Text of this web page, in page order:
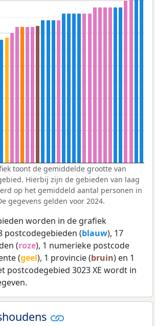
toont de gemiddelde grootte van
Hierbij zijn de gebieden van laag
op het gemiddeld aantal personen in
gegevens gelden voor 2024.
worden in de grafiek
postcodegebieden (blauw), 17
(roze), 1 numerieke postcode
(geel), 1 provincie (bruin) en 1
postcodegebied 3023 XE wordt in